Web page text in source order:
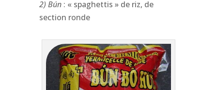
2) Bún: « spaghettis » de riz, de
section ronde